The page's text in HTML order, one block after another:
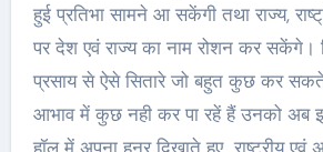
हुई प्रतिभा सामने आ सकेंगी तथा राज्य,
पर देश एवं राज्य का नाम रोशन कर सकेंगे।
प्रसाय से ऐसे सितारे जो बहुत कुछ कर
आभाव में कुछ नही कर पा रहें हैं उनको अब
हॉल में अपना हुनर दिखाते हुए राष्ट्रीय एवं